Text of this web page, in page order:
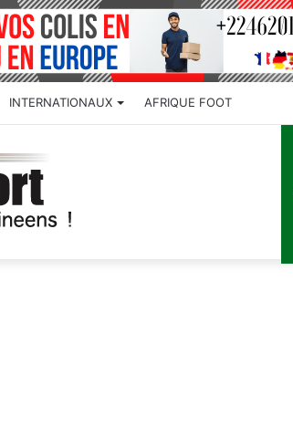
INTERNATIONAUX AFRIQUE FOOT